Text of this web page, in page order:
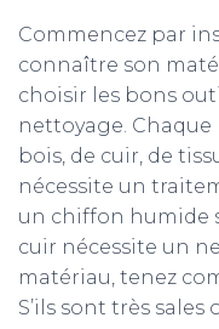
Commencez par
connaître son
choisir les bons
nettoyage. Chaque
bois, de cuir, de
nécessite un
un chiffon humide
cuir nécessite un
matériau, tenez
S’ils sont très